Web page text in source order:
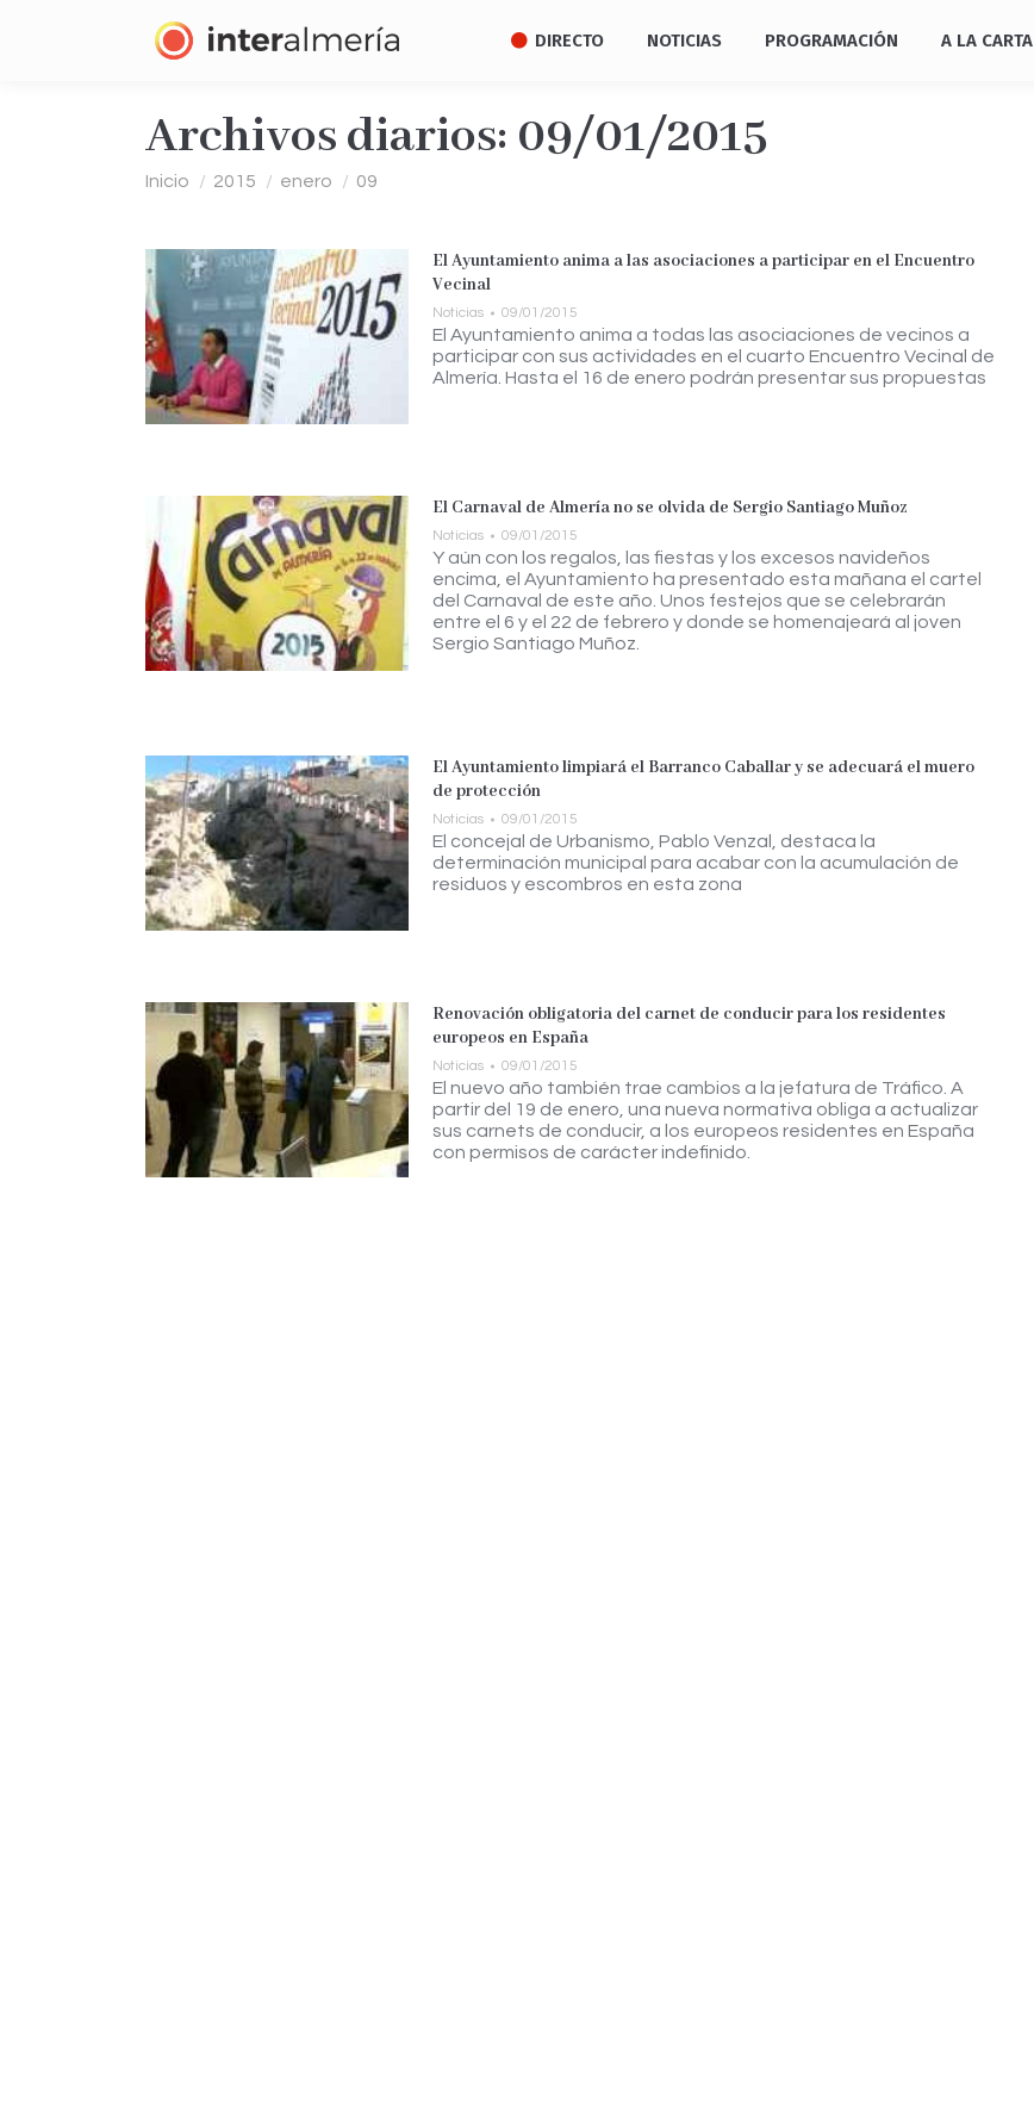
DIRECTO NOTICIAS PROGRAMACIÓN A LA CARTA
Archivos diarios: 09/01/2015
Estás aquí:
Inicio 2015 enero 09
El Ayuntamiento anima a las asociaciones a participar en el Encuentro
Vecinal
Noticias 09/01/2015
El Ayuntamiento anima a todas las asociaciones de vecinos a
participar con sus actividades en el cuarto Encuentro Vecinal de
Almería. Hasta el 16 de enero podrán presentar sus propuestas
El Carnaval de Almería no se olvida de Sergio Santiago Muñoz
Noticias 09/01/2015
Y aún con los regalos, las fiestas y los excesos navideños
encima, el Ayuntamiento ha presentado esta mañana el cartel
del Carnaval de este año. Unos festejos que se celebrarán
entre el 6 y el 22 de febrero y donde se homenajeará al joven
Sergio Santiago Muñoz.
El Ayuntamiento limpiará el Barranco Caballar y se adecuará el muero
de protección
Noticias 09/01/2015
El concejal de Urbanismo, Pablo Venzal, destaca la
determinación municipal para acabar con la acumulación de
residuos y escombros en esta zona
Renovación obligatoria del carnet de conducir para los residentes
europeos en España
Noticias 09/01/2015
El nuevo año también trae cambios a la jefatura de Tráfico. A
partir del 19 de enero, una nueva normativa obliga a actualizar
sus carnets de conducir, a los europeos residentes en España
con permisos de carácter indefinido.